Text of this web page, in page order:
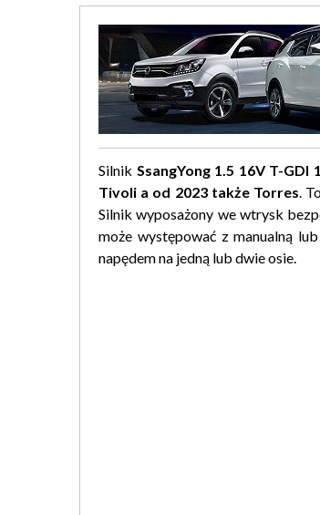
Silnik SsangYong 1.5 16V T-GDI
Tivoli a od 2023 także Torres.
Silnik wyposażony we wtrysk
może występować z manualną
napędem na jedną lub dwie osie.